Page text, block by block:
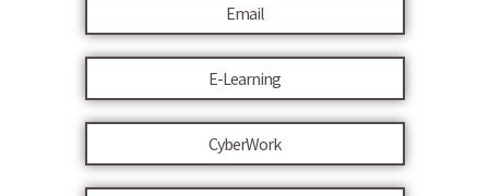
Email
E-Learning
CyberWork